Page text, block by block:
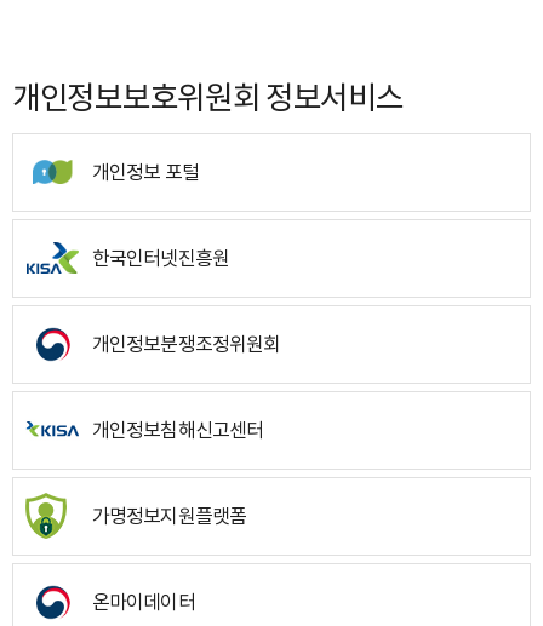
개인정보보호위원회 정보서비스
개인정보 포털
한국인터넷진흥원
개인정보분쟁조정위원회
개인정보침해신고센터
가명정보지원플랫폼
온마이데이터